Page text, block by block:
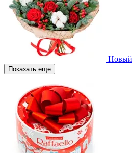
Показать еще